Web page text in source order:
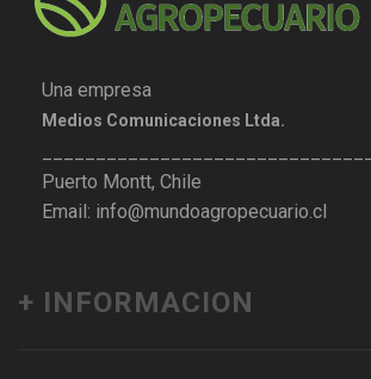
Una empresa
Medios Comunicaciones Ltda.
Puerto Montt, Chile
Email: info@mundoagropecuario.cl
+ INFORMACION